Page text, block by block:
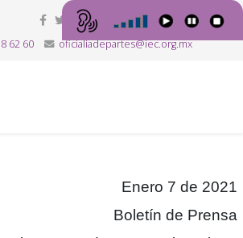
62 60 oficialiadepartes@iec.org.mx
Enero 7 de 2021
Boletín de Prensa